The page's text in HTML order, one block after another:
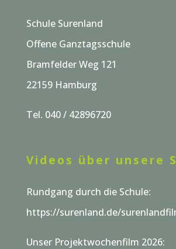
Schule Surenland
Offene Ganztagsschule
Bramfelder Weg 121
22159 Hamburg
Tel. 040 / 42896720
Videos über unsere
Rundgang durch die Schule:
https://surenland.de/
Unser Projektwochenfilm 2026: